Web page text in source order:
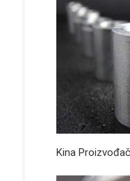
Kina